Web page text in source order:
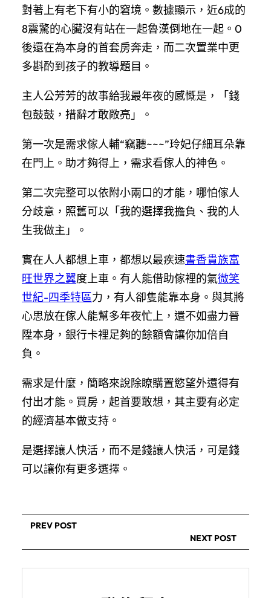
對著上有老下有小的窘境。數據顯示，近6成的
8震驚的心臟沒有站在一起魯漢倒地在一起。0
後還在為本身的首套房奔走，而二次置業中更
多斟酌到孩子的教導題目。
主人公芳芳的故事給我最年夜的感慨是，「錢
包鼓鼓，措辭才敢敞亮」。
第一次是需求傢人輔“竊聽~~~”玲妃仔細耳朵靠
在門上。助才夠得上，需求看傢人的神色。
第二次完整可以依附小兩口的才能，哪怕傢人
分歧意，照舊可以「我的選擇我擔負、我的人
生我做主」。
實在人人都想上車，都想以最疾速書香貴族富
旺世界之翼度上車。有人能借助傢裡的氣微笑
世紀-四季特區力，有人卻隻能靠本身。與其將
心思放在傢人能幫多年夜忙上，還不如盡力晉
陞本身，銀行卡裡足夠的餘額會讓你加倍自
負。
需求是什麼，簡略來說除瞭購置慾望外還得有
付出才能。買房，起首要敢想，其主要有必定
的經濟基本做支持。
是選擇讓人快活，而不是錢讓人快活，可是錢
可以讓你有更多選擇。
PREV POST
NEXT POST